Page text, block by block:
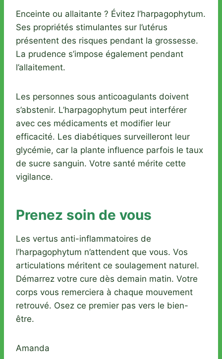
Enceinte ou allaitante ? Évitez l’harpagophytum.
Ses propriétés stimulantes sur l’utérus
présentent des risques pendant la grossesse.
La prudence s’impose également pendant
l’allaitement.
Les personnes sous anticoagulants doivent
s’abstenir. L’harpagophytum peut interférer
avec ces médicaments et modifier leur
efficacité. Les diabétiques surveilleront leur
glycémie, car la plante influence parfois le taux
de sucre sanguin. Votre santé mérite cette
vigilance.
Prenez soin de vous
Les vertus anti-inflammatoires de
l’harpagophytum n’attendent que vous. Vos
articulations méritent ce soulagement naturel.
Démarrez votre cure dès demain matin. Votre
corps vous remerciera à chaque mouvement
retrouvé. Osez ce premier pas vers le bien-
être.
Amanda